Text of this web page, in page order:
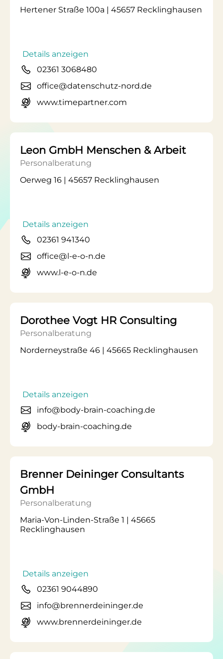
Hertener Straße 100a | 45657 Recklinghausen
Details anzeigen
02361 3068480
office@datenschutz-nord.de
www.timepartner.com
Leon GmbH Menschen & Arbeit
Personalberatung
Oerweg 16 | 45657 Recklinghausen
Details anzeigen
02361 941340
office@l-e-o-n.de
www.l-e-o-n.de
Dorothee Vogt HR Consulting
Personalberatung
Norderneystraße 46 | 45665 Recklinghausen
Details anzeigen
info@body-brain-coaching.de
body-brain-coaching.de
Brenner Deininger Consultants
GmbH
Personalberatung
Maria-Von-Linden-Straße 1 | 45665
Recklinghausen
Details anzeigen
02361 9044890
info@brennerdeininger.de
www.brennerdeininger.de